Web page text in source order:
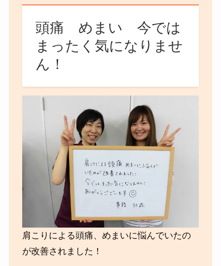
頭痛 めまい 今では
まったく気になりませ
ん！
肩こりによる頭痛、めまいに悩んでいたの
が改善されました！